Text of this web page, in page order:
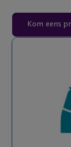
Kom eens